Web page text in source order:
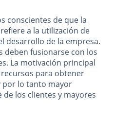
conscientes de que la
a la utilización de
desarrollo de la empresa.
deben fusionarse con los
La motivación principal
para obtener
por lo tanto mayor
los clientes y mayores